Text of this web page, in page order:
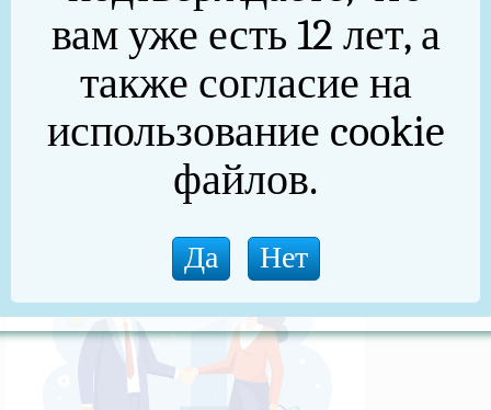
75 лет Победы в Великой Отечественной войне
(архив)
Новости прокуратуры
вам уже есть 12 лет, а
также согласие на
использование cookie
файлов.